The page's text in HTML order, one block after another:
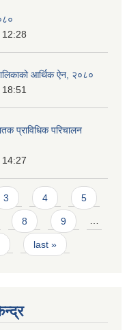
आर्थिक ऐन, २०८०
प्राविधिक परिचालन
3 4 5
8 9 …
last »